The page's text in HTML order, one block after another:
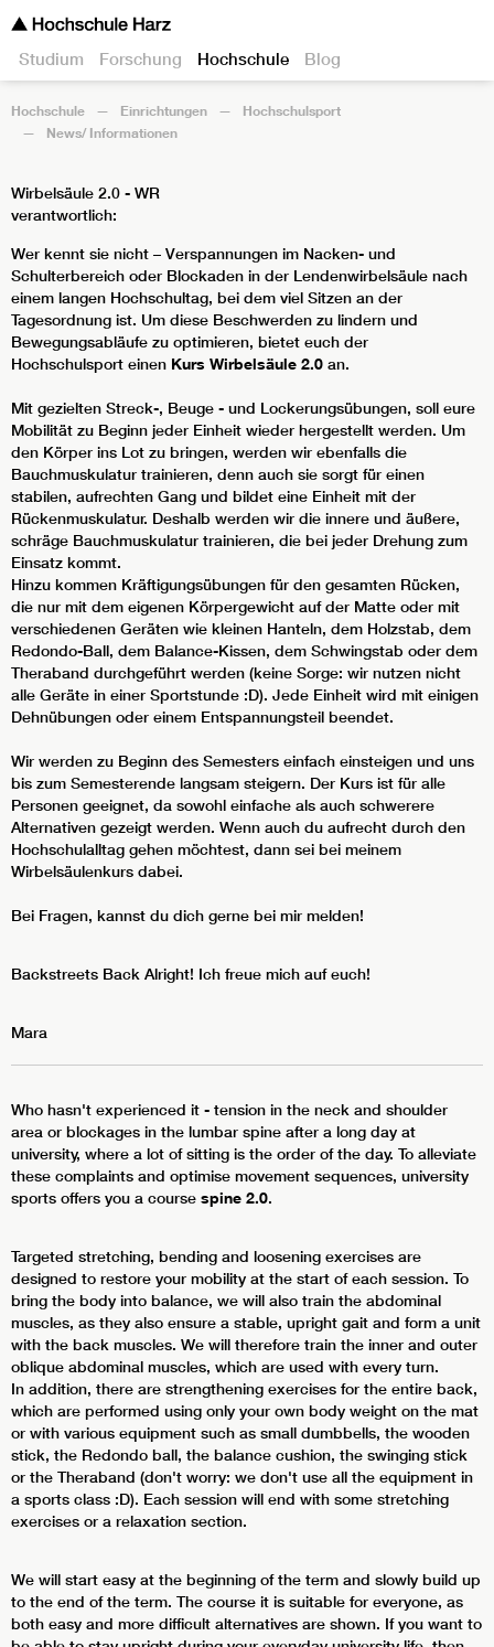
Studium Forschung Hochschule Blog
Hochschule Einrichtungen
Hochschulsport
News/ Informationen
Wirbelsäule 2.0 - WR
verantwortlich:
Wer kennt sie nicht – Verspannungen im Nacken- und
Schulterbereich oder Blockaden in der Lendenwirbelsäule nach
einem langen Hochschultag, bei dem viel Sitzen an der
Tagesordnung ist. Um diese Beschwerden zu lindern und
Bewegungsabläufe zu optimieren, bietet euch der
Hochschulsport einen Kurs Wirbelsäule 2.0 an.
Mit gezielten Streck-, Beuge - und Lockerungsübungen, soll eure
Mobilität zu Beginn jeder Einheit wieder hergestellt werden. Um
den Körper ins Lot zu bringen, werden wir ebenfalls die
Bauchmuskulatur trainieren, denn auch sie sorgt für einen
stabilen, aufrechten Gang und bildet eine Einheit mit der
Rückenmuskulatur. Deshalb werden wir die innere und äußere,
schräge Bauchmuskulatur trainieren, die bei jeder Drehung zum
Einsatz kommt.
Hinzu kommen Kräftigungsübungen für den gesamten Rücken,
die nur mit dem eigenen Körpergewicht auf der Matte oder mit
verschiedenen Geräten wie kleinen Hanteln, dem Holzstab, dem
Redondo-Ball, dem Balance-Kissen, dem Schwingstab oder dem
Theraband durchgeführt werden (keine Sorge: wir nutzen nicht
alle Geräte in einer Sportstunde :D). Jede Einheit wird mit einigen
Dehnübungen oder einem Entspannungsteil beendet.
Wir werden zu Beginn des Semesters einfach einsteigen und uns
bis zum Semesterende langsam steigern. Der Kurs ist für alle
Personen geeignet, da sowohl einfache als auch schwerere
Alternativen gezeigt werden. Wenn auch du aufrecht durch den
Hochschulalltag gehen möchtest, dann sei bei meinem
Wirbelsäulenkurs dabei.
Bei Fragen, kannst du dich gerne bei mir melden!
Backstreets Back Alright! Ich freue mich auf euch!
Mara
Who hasn't experienced it - tension in the neck and shoulder
area or blockages in the lumbar spine after a long day at
university, where a lot of sitting is the order of the day. To alleviate
these complaints and optimise movement sequences, university
sports offers you a course spine 2.0.
Targeted stretching, bending and loosening exercises are
designed to restore your mobility at the start of each session. To
bring the body into balance, we will also train the abdominal
muscles, as they also ensure a stable, upright gait and form a unit
with the back muscles. We will therefore train the inner and outer
oblique abdominal muscles, which are used with every turn.
In addition, there are strengthening exercises for the entire back,
which are performed using only your own body weight on the mat
or with various equipment such as small dumbbells, the wooden
stick, the Redondo ball, the balance cushion, the swinging stick
or the Theraband (don't worry: we don't use all the equipment in
a sports class :D). Each session will end with some stretching
exercises or a relaxation section.
We will start easy at the beginning of the term and slowly build up
to the end of the term. The course it is suitable for everyone, as
both easy and more difficult alternatives are shown. If you want to